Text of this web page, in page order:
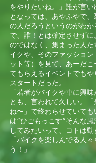
をやりたいね。」誰が言
となっては、あやふやで、
の人だろうというのがわ
で、誰！とは確定させずに
のではなく、集まった人
イクや、そのファッション
ット等）を見て、あーだこ
てもらえるイベントでも
スタートだった。
「若者がバイクや車に興
とも、言われて久しい。
ね〜」で終わらせていても
は”ひごもっこす”そんな
してみたいって、コトは動
「バイクを楽しんでる人
う！」